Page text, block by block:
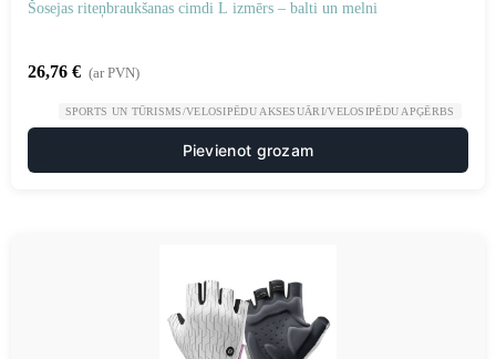
Šosejas riteņbraukšanas cimdi L izmērs – balti un melni
26,76 € (ar PVN)
SPORTS UN TŪRISMS/VELOSIPĒDU AKSESUĀRI/VELOSIPĒDU APĢĒRBS
Pievienot grozam